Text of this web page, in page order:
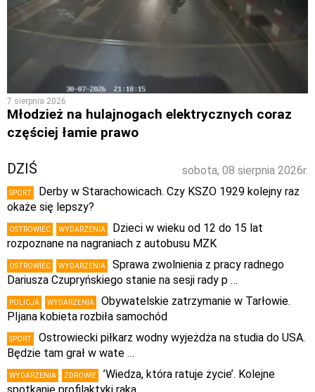
7 sierpnia 2026
Młodzież na hulajnogach elektrycznych coraz
częściej łamie prawo
sobota, 08 sierpnia 2026r.
DZIŚ
SPORT
Derby w Starachowicach. Czy KSZO 1929 kolejny raz
okaże się lepszy?
OSTROWIEC WYDARZENIA
Dzieci w wieku od 12 do 15 lat
rozpoznane na nagraniach z autobusu MZK
OSTROWIEC WYDARZENIA
Sprawa zwolnienia z pracy radnego
Dariusza Czupryńskiego stanie na sesji rady p …
POLICJA WYDARZENIA
Obywatelskie zatrzymanie w Tarłowie.
PIjana kobieta rozbiła samochód
SPORT
Ostrowiecki piłkarz wodny wyjeżdża na studia do USA.
Będzie tam grał w wate …
WYDARZENIA ZDROWIE
’Wiedza, która ratuje życie’. Kolejne